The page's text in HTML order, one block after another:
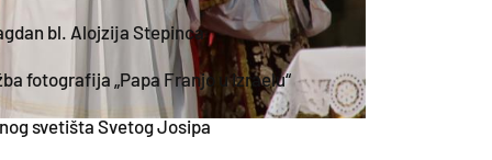
bl. Alojzija Stepinca
fotografija „Papa Franjo u Izraelu“
svetišta Svetog Josipa